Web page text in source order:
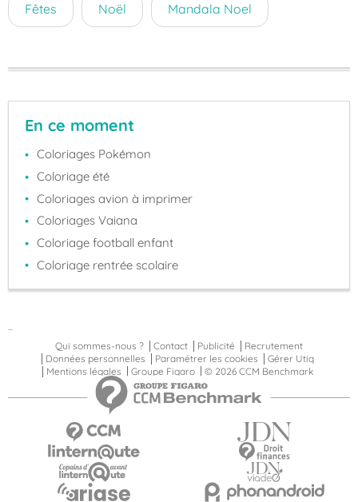
Fêtes Noël Mandala Noel
En ce moment
Coloriages Pokémon
Coloriage été
Coloriages avion à imprimer
Coloriages Vaiana
Coloriage football enfant
Coloriage rentrée scolaire
Qui sommes-nous ?
Contact Publicité
Recrutement
Données personnelles
Paramétrer les cookies
Gérer Utiq
Mentions légales
Groupe Figaro © 2026 CCM Benchmark